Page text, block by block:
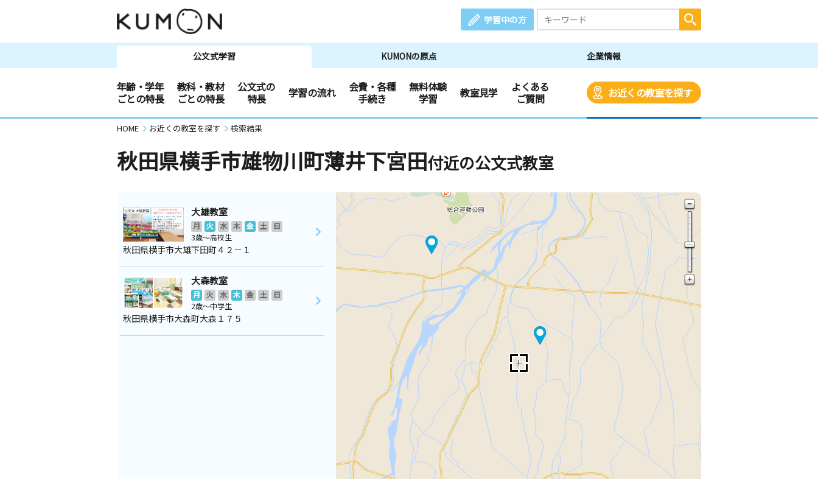
学習中の方
公文式学習 KUMONの原点 企業情報
年齢・学年
ごとの特長
教科・教材
ごとの特長
公文式の
特長
学習の流れ
会費・各種
手続き
無料体験
学習
教室見学
よくある
ご質問
お近くの教室を探す
HOME お近くの教室を探す 検索結果
秋田県横手市雄物川町薄井下宮田付近の公文式教室
大雄教室
月 火 水 木 金 土
日
3歳～高校生
秋田県横手市大雄下田町４２－１
大森教室
月 火 水 木 金 土
日
2歳～中学生
秋田県横手市大森町大森１７５